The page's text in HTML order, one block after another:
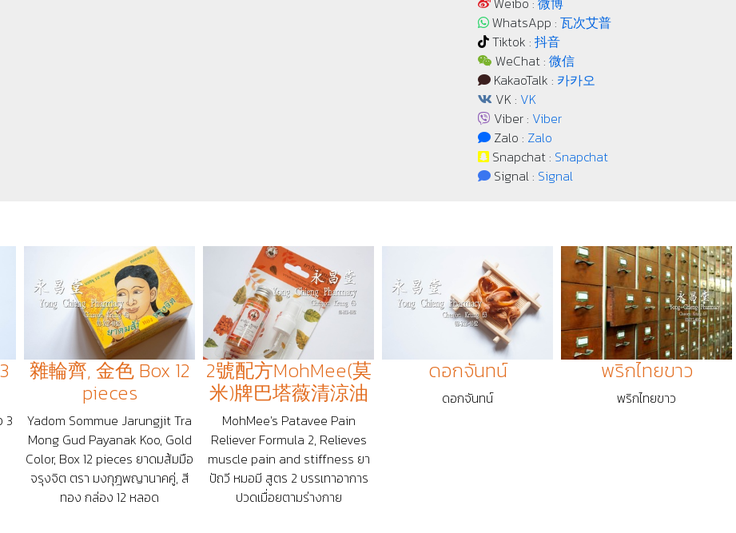
WhatsApp : 瓦次艾普
Tiktok : 抖音
WeChat : 微信
KakaoTalk : 카카오
VK : VK
Viber : Viber
Zalo : Zalo
Snapchat : Snapchat
Signal : Signal
3
雜輪齊, 金色 Box 12
pieces
Yadom Sommue Jarungjit Tra
Mong Gud Payanak Koo, Gold
Color, Box 12 pieces ยาดมส้มมือ
จรุงจิต ตรา มงกุฎพญานาคคู่, สี
ทอง กล่อง 12 หลอด
2號配方MohMee(莫
米)牌巴塔薇清涼油
MohMee's Patavee Pain
Reliever Formula 2, Relieves
muscle pain and stiffness ยา
ปัถวี หมอมี สูตร 2 บรรเทาอาการ
ปวดเมื่อยตามร่างกาย
ดอกจันทน์
ดอกจันทน์
พริกไทยขาว
พริกไทยขาว